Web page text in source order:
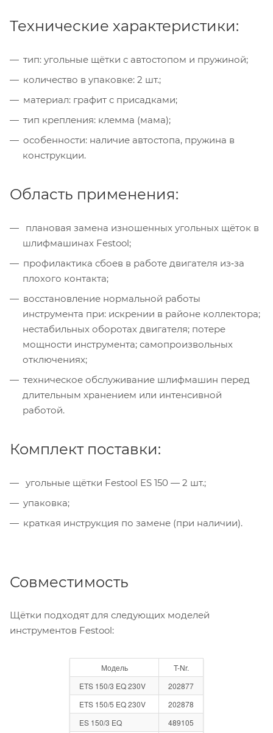
Технические характеристики:
тип: угольные щётки с автостопом и пружиной;
количество в упаковке: 2 шт.;
материал: графит с присадками;
тип крепления: клемма (мама);
особенности: наличие автостопа, пружина в
конструкции.
Область применения:
плановая замена изношенных угольных щёток в
шлифмашинах Festool;
профилактика сбоев в работе двигателя из‑за
плохого контакта;
восстановление нормальной работы
инструмента при: искрении в районе коллектора;
нестабильных оборотах двигателя; потере
мощности инструмента; самопроизвольных
отключениях;
техническое обслуживание шлифмашин перед
длительным хранением или интенсивной
работой.
Комплект поставки:
угольные щётки Festool ES 150 — 2 шт.;
упаковка;
краткая инструкция по замене (при наличии).
Совместимость
Щётки подходят для следующих моделей
инструментов Festool:
Модель
T-Nr.
ETS 150/3 EQ 230V
202877
ETS 150/5 EQ 230V
202878
ES 150/3 EQ
489105